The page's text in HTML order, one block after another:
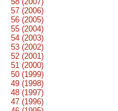
57 (2006)
56 (2005)
55 (2004)
54 (2003)
53 (2002)
52 (2001)
51 (2000)
50 (1999)
49 (1998)
48 (1997)
47 (1996)